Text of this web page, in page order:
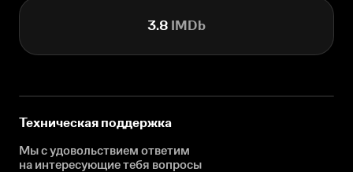
3.8 IMDb
Техническая поддержка
Мы с удовольствием ответим
на интересующиетебя вопросы